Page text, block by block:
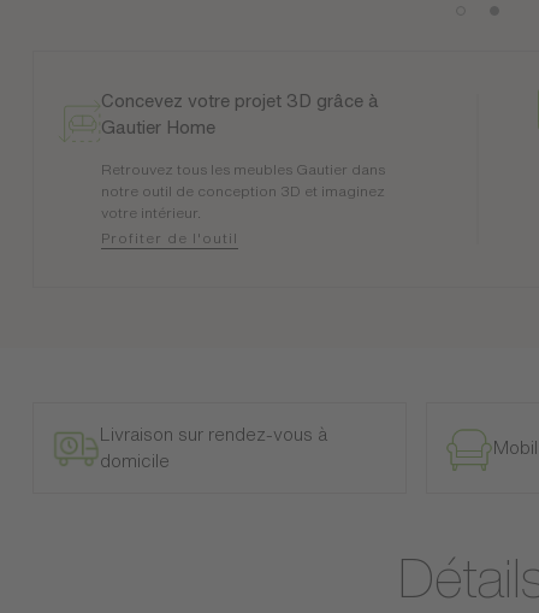
Concevez votre projet 3D grâce à
Gautier Home
Retrouvez tous les meubles Gautier dans
notre outil de conception 3D et imaginez
votre intérieur.
Profiter de l'outil
Livraison sur rendez-vous à
domicile